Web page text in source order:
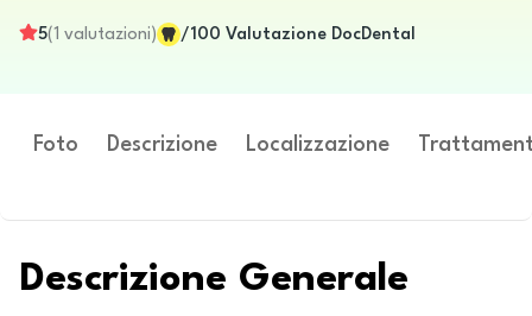
5(1 valutazioni) /100 Valutazione DocDental
Foto Descrizione Localizzazione
Descrizione Generale